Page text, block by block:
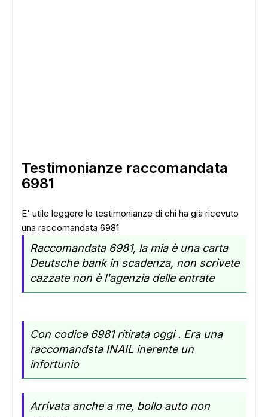
Testimonianze raccomandata
6981
E' utile leggere le testimonianze di chi ha già ricevuto
una raccomandata 6981
Raccomandata 6981, la mia è una carta
Deutsche bank in scadenza, non scrivete
cazzate non è l'agenzia delle entrate
Con codice 6981 ritirata oggi . Era una
raccomandsta INAIL inerente un
infortunio
Arrivata anche a me, bollo auto non